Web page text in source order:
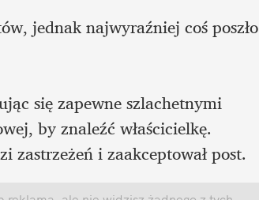
jednak najwyraźniej coś poszło
się zapewne szlachetnymi
by znaleźć właścicielkę.
i zaakceptował post.